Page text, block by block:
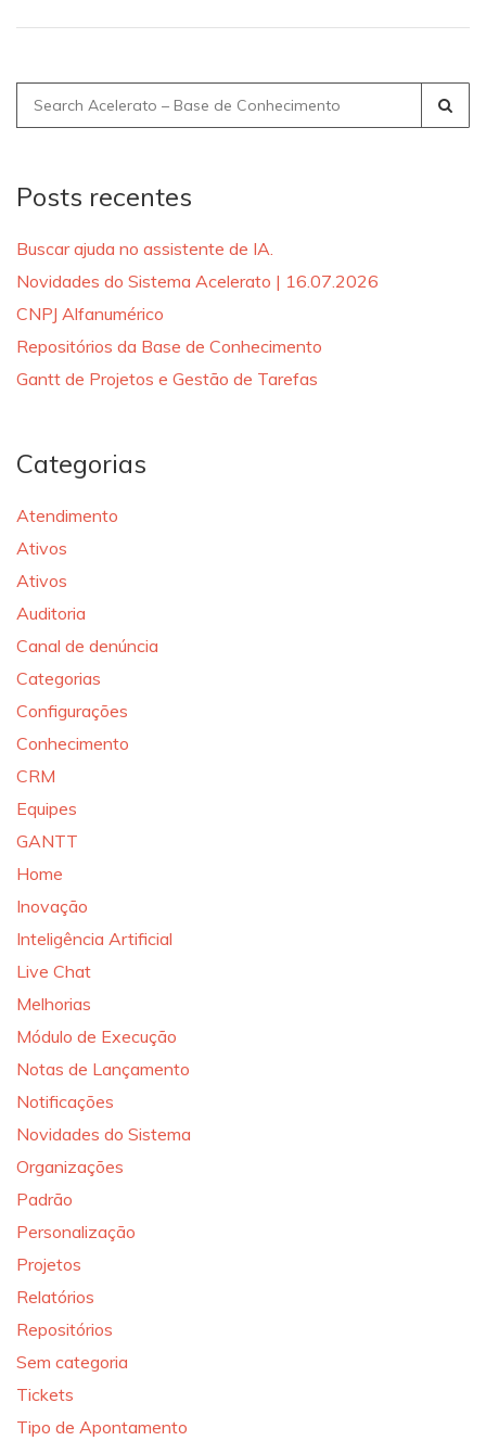
Search
for:
Posts recentes
Buscar ajuda no assistente de IA.
Novidades do Sistema Acelerato | 16.07.2026
CNPJ Alfanumérico
Repositórios da Base de Conhecimento
Gantt de Projetos e Gestão de Tarefas
Categorias
Atendimento
Ativos
Ativos
Auditoria
Canal de denúncia
Categorias
Configurações
Conhecimento
CRM
Equipes
GANTT
Home
Inovação
Inteligência Artificial
Live Chat
Melhorias
Módulo de Execução
Notas de Lançamento
Notificações
Novidades do Sistema
Organizações
Padrão
Personalização
Projetos
Relatórios
Repositórios
Sem categoria
Tickets
Tipo de Apontamento